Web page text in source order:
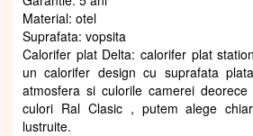
Material: otel
Suprafata: vopsita
Calorifer plat Delta: calorifer plat
un calorifer design cu suprafata
atmosfera si culorile camerei
culori Ral Clasic , putem alege
lustruite.